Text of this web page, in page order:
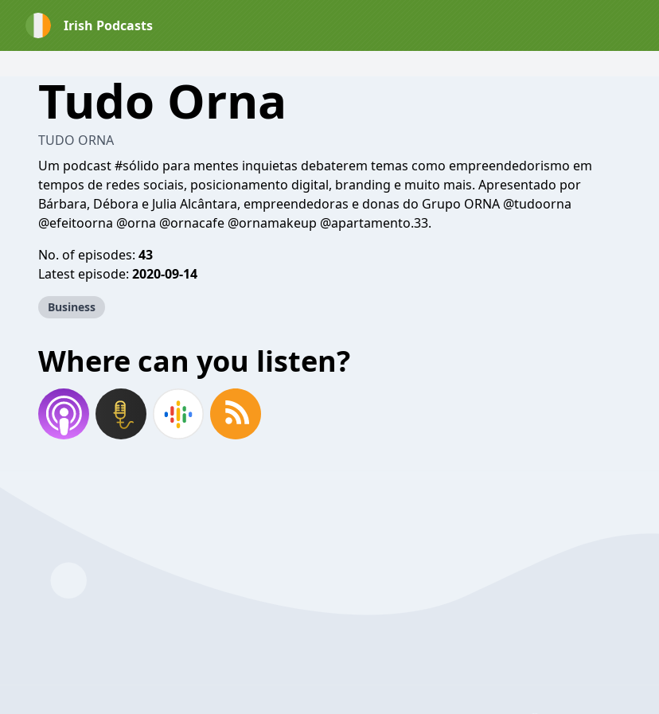
Irish Podcasts
Tudo Orna
TUDO ORNA
Um podcast #sólido para mentes inquietas debaterem temas como empreendedorismo em
tempos de redes sociais, posicionamento digital, branding e muito mais. Apresentado por
Bárbara, Débora e Julia Alcântara, empreendedoras e donas do Grupo ORNA @tudoorna
@efeitoorna @orna @ornacafe @ornamakeup @apartamento.33.
No. of episodes: 43
Latest episode: 2020-09-14
Business
Where can you listen?